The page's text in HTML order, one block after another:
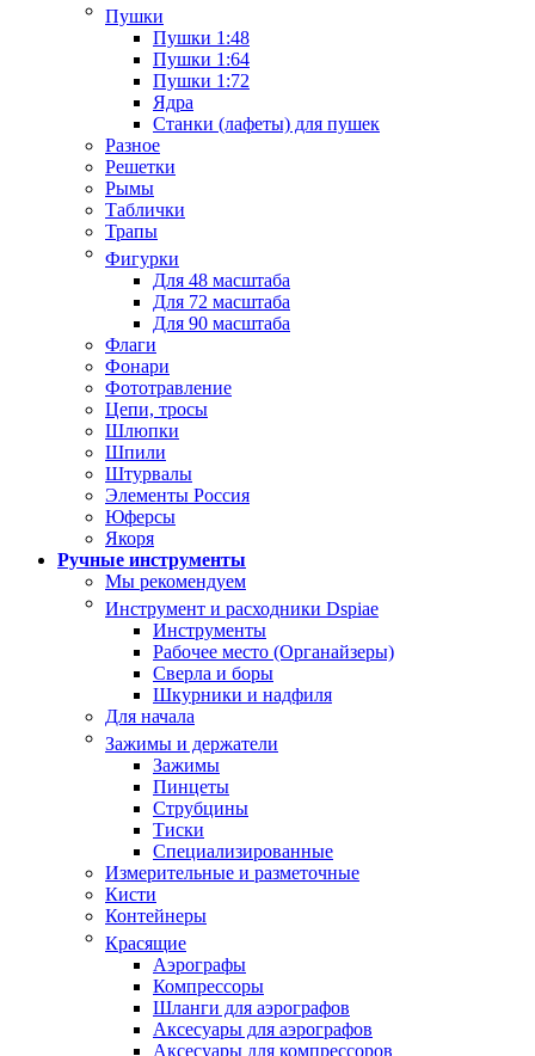
Пушки
Пушки 1:48
Пушки 1:64
Пушки 1:72
Ядра
Станки (лафеты) для пушек
Разное
Решетки
Рымы
Таблички
Трапы
Фигурки
Для 48 масштаба
Для 72 масштаба
Для 90 масштаба
Флаги
Фонари
Фототравление
Цепи, тросы
Шлюпки
Шпили
Штурвалы
Элементы Россия
Юферсы
Якоря
Ручные инструменты
Мы рекомендуем
Инструмент и расходники Dspiae
Инструменты
Рабочее место (Органайзеры)
Сверла и боры
Шкурники и надфиля
Для начала
Зажимы и держатели
Зажимы
Пинцеты
Струбцины
Тиски
Специализированные
Измерительные и разметочные
Кисти
Контейнеры
Красящие
Аэрографы
Компрессоры
Шланги для аэрографов
Аксесуары для аэрографов
Аксесуары для компрессоров